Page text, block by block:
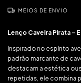
MEIOS DE ENVIO
Lenço Caveira Pirata –
Inspirado no espírito
padrão marcante de
destacam a estética
repetidas, ele combina